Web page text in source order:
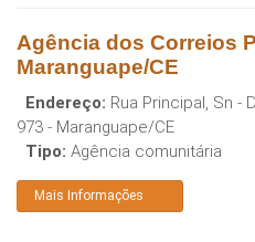
Agência dos Correios
Maranguape/CE
Endereço: Rua Principal, Sn -
973 - Maranguape/CE
Tipo: Agência comunitária
Mais Informações